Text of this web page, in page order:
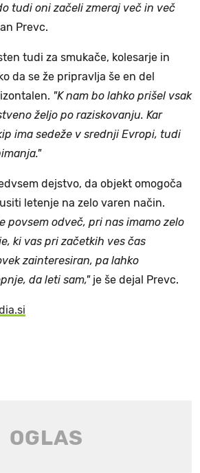
tudi oni začeli zmeraj več in več
Prevc.
tudi za smukače, kolesarje in
da se že pripravlja še en del
"K nam bo lahko prišel vsak
željo po raziskovanju. Kar
ima sedeže v srednji Evropi, tudi
dejstvo, da objekt omogoča
letenje na zelo varen način.
povsem odveč, pri nas imamo zelo
ki vas pri začetkih ves čas
zainteresiran, pa lahko
da leti sam,"je še dejal Prevc.